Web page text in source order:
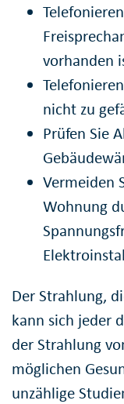
vorhanden
nicht zu
Prüfen Sie
Vermeiden
Wohnung
Der Strahlung,
kann sich jeder
der Strahlung
möglichen
unzählige